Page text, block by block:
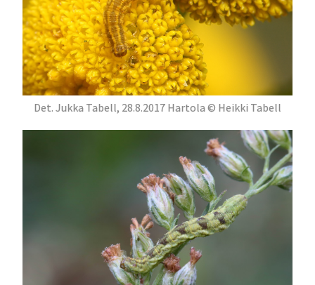
Det. Jukka Tabell, 28.8.2017 Hartola © Heikki Tabell